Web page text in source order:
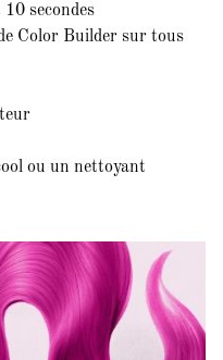
secondes
Color Builder sur tous
ou un nettoyant